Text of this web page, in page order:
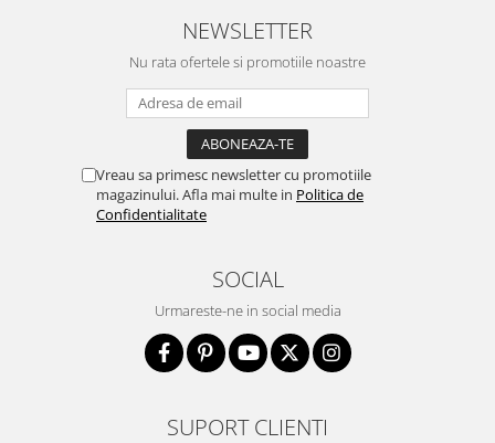
NEWSLETTER
Nu rata ofertele si promotiile noastre
Vreau sa primesc newsletter cu promotiile
magazinului. Afla mai multe in Politica de
Confidentialitate
SOCIAL
Urmareste-ne in social media
SUPORT CLIENTI